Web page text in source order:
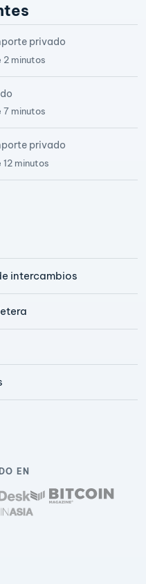
privado
2 minutos
7 minutos
privado
12 minutos
intercambios
EN